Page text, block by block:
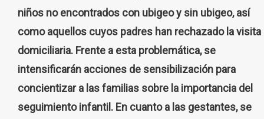
niños no encontrados con ubigeo y sin ubigeo, así
como aquellos cuyos padres han rechazado la visita
domiciliaria. Frente a esta problemática, se
intensificarán acciones de sensibilización para
concientizar a las familias sobre la importancia del
seguimiento infantil. En cuanto a las gestantes, se